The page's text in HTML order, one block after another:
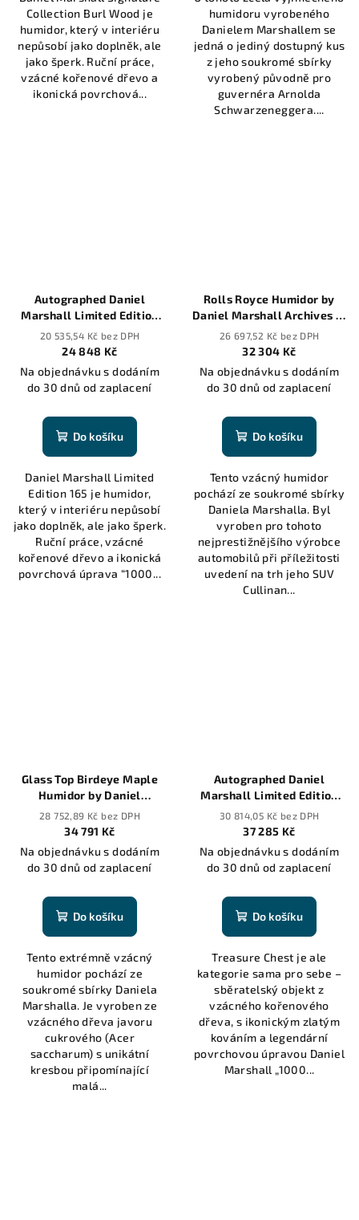
Collection Burl Wood je
humidor, který v interiéru
nepůsobí jako doplněk, ale
jako šperk. Ruční práce,
vzácné kořenové dřevo a
ikonická povrchová...
humidoru vyrobeného
Danielem Marshallem se
jedná o jediný dostupný kus
z jeho soukromé sbírky
vyrobený původně pro
guvernéra Arnolda
Schwarzeneggera....
Autographed Daniel
Marshall Limited Edition
Humidor in Burl Wood with
lift out tray - 165 cigars
20 535,54 Kč bez DPH
24 848 Kč
Na objednávku s dodáním
do 30 dnů od zaplacení
Do košíku
Daniel Marshall Limited
Edition 165 je humidor,
který v interiéru nepůsobí
jako doplněk, ale jako šperk.
Ruční práce, vzácné
kořenové dřevo a ikonická
povrchová úprava “1000...
Rolls Royce Humidor by
Daniel Marshall Archives in
black matte - 65 cigars
26 697,52 Kč bez DPH
32 304 Kč
Na objednávku s dodáním
do 30 dnů od zaplacení
Do košíku
Tento vzácný humidor
pochází ze soukromé sbírky
Daniela Marshalla. Byl
vyroben pro tohoto
nejprestižnějšího výrobce
automobilů při příležitosti
uvedení na trh jeho SUV
Cullinan...
Glass Top Birdeye Maple
Humidor by Daniel
Marshall Archives - 150
cigars
28 752,89 Kč bez DPH
34 791 Kč
Na objednávku s dodáním
do 30 dnů od zaplacení
Do košíku
Tento extrémně vzácný
humidor pochází ze
soukromé sbírky Daniela
Marshalla. Je vyroben ze
vzácného dřeva javoru
cukrového (Acer
saccharum) s unikátní
kresbou připomínající
malá...
Autographed Daniel
Marshall Limited Edition
Treasure Chest Humidor in
Burl Wood - 150 cigars
30 814,05 Kč bez DPH
37 285 Kč
Na objednávku s dodáním
do 30 dnů od zaplacení
Do košíku
Treasure Chest je ale
kategorie sama pro sebe –
sběratelský objekt z
vzácného kořenového
dřeva, s ikonickým zlatým
kováním a legendární
povrchovou úpravou Daniel
Marshall „1000...